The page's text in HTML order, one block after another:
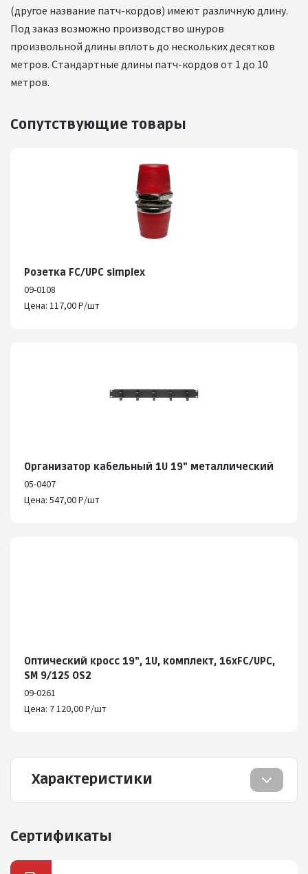
(другое название патч-кордов) имеют различную длину.
Под заказ возможно производство шнуров
произвольной длины вплоть до нескольких десятков
метров. Стандартные длины патч-кордов от 1 до 10
метров.
Сопутствующие товары
Розетка FC/UPC simplex
09-0108
Цена: 117,00 Р/шт
Организатор кабельный 1U 19" металлический
05-0407
Цена: 547,00 Р/шт
Оптический кросс 19", 1U, комплект, 16хFC/UPC,
SM 9/125 OS2
09-0261
Цена: 7 120,00 Р/шт
Характеристики
Сертификаты